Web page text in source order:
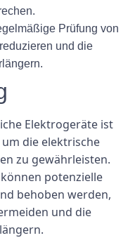
Prüfung von
und die
Elektrogeräte ist
die elektrische
zu gewährleisten.
potenzielle
behoben werden,
und die